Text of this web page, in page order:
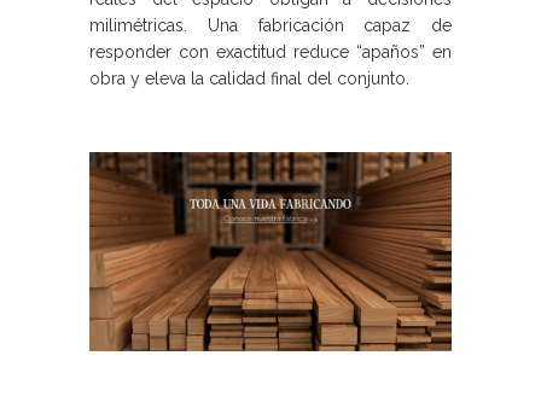
milimétricas. Una fabricación capaz de
responder con exactitud reduce “apaños” en
obra y eleva la calidad final del conjunto.